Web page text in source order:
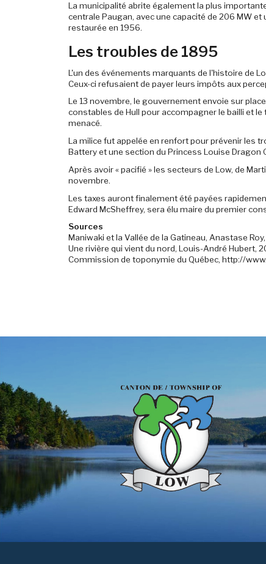
La municipalité abrite également la plus
centrale Paugan, avec une capacité de 206 MW
restaurée en 1956.
Les troubles de 1895
L'un des événements marquants de l'histoire de
Ceux-ci refusaient de payer leurs impôts aux
Le 13 novembre, le gouvernement envoie sur
constables de Hull pour accompagner le bailli et
menacé.
La milice fut appelée en renfort pour prévenir les
Battery et une section du Princess Louise Dragon
Après avoir « pacifié » les secteurs de Low, de
novembre.
Les taxes auront finalement été payées
Edward McSheffrey, sera élu maire du premier
Sources
Maniwaki et la Vallée de la Gatineau, Anastase
Une rivière qui vient du nord, Louis-André Hubert,
Commission de toponymie du Québec, http://